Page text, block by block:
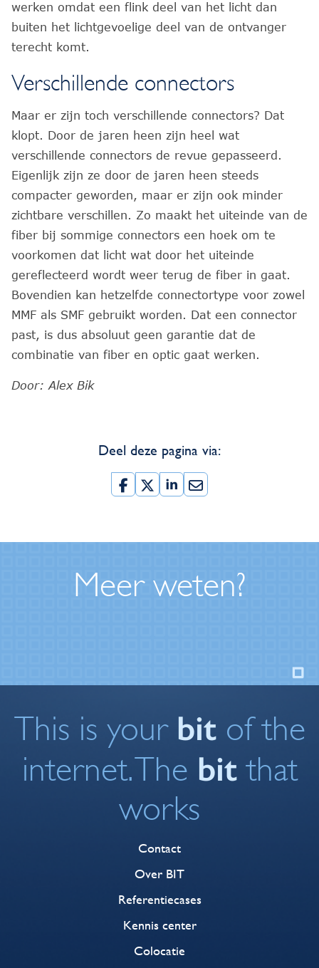
werken omdat een flink deel van het licht dan
buiten het lichtgevoelige deel van de ontvanger
terecht komt.
Verschillende connectors
Maar er zijn toch verschillende connectors? Dat
klopt. Door de jaren heen zijn heel wat
verschillende connectors de revue gepasseerd.
Eigenlijk zijn ze door de jaren heen steeds
compacter geworden, maar er zijn ook minder
zichtbare verschillen. Zo maakt het uiteinde van de
fiber bij sommige connectors een hoek om te
voorkomen dat licht wat door het uiteinde
gereflecteerd wordt weer terug de fiber in gaat.
Bovendien kan hetzelfde connectortype voor zowel
MMF als SMF gebruikt worden. Dat een connector
past, is dus absoluut geen garantie dat de
combinatie van fiber en optic gaat werken.
Door: Alex Bik
Deel deze pagina via:
Meer weten?
This is your bitof the
internet. The bitthat
works
Contact
Over BIT
Referentiecases
Kennis center
Colocatie